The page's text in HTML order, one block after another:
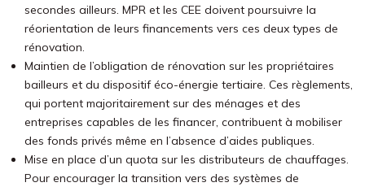
secondes ailleurs. MPR et les CEE doivent poursuivre la
réorientation de leurs financements vers ces deux types de
rénovation.
Maintien de l’obligation de rénovation sur les propriétaires
bailleurs et du dispositif éco-énergie tertiaire. Ces règlements,
qui portent majoritairement sur des ménages et des
entreprises capables de les financer, contribuent à mobiliser
des fonds privés même en l’absence d’aides publiques.
Mise en place d’un quota sur les distributeurs de chauffages.
Pour encourager la transition vers des systèmes de